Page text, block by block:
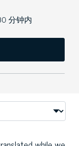
分钟内